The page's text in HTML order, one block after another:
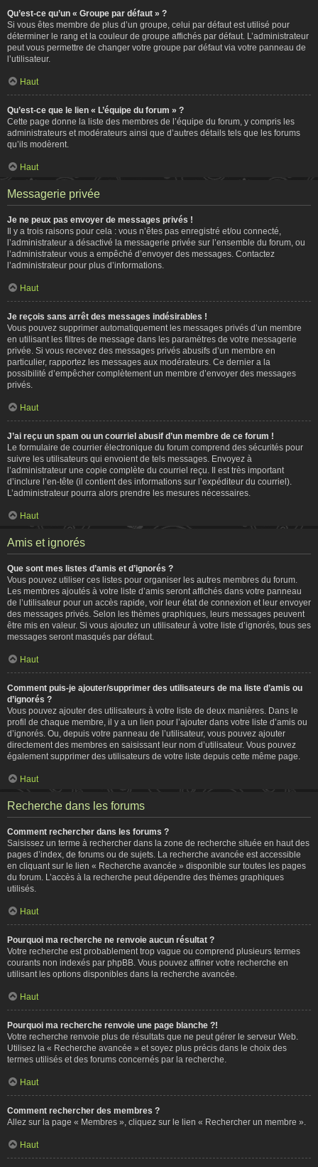
Qu’est-ce qu’un « Groupe par défaut » ?
Si vous êtes membre de plus d’un groupe, celui par défaut est utilisé pour
déterminer le rang et la couleur de groupe affichés par défaut. L’administrateur
peut vous permettre de changer votre groupe par défaut via votre panneau de
l’utilisateur.
Haut
Qu’est-ce que le lien « L’équipe du forum » ?
Cette page donne la liste des membres de l’équipe du forum, y compris les
administrateurs et modérateurs ainsi que d’autres détails tels que les forums
qu’ils modèrent.
Haut
Messagerie privée
Je ne peux pas envoyer de messages privés !
Il y a trois raisons pour cela : vous n’êtes pas enregistré et/ou connecté,
l’administrateur a désactivé la messagerie privée sur l’ensemble du forum, ou
l’administrateur vous a empêché d’envoyer des messages. Contactez
l’administrateur pour plus d’informations.
Haut
Je reçois sans arrêt des messages indésirables !
Vous pouvez supprimer automatiquement les messages privés d’un membre
en utilisant les filtres de message dans les paramètres de votre messagerie
privée. Si vous recevez des messages privés abusifs d’un membre en
particulier, rapportez les messages aux modérateurs. Ce dernier a la
possibilité d’empêcher complètement un membre d’envoyer des messages
privés.
Haut
J’ai reçu un spam ou un courriel abusif d’un membre de ce forum !
Le formulaire de courrier électronique du forum comprend des sécurités pour
suivre les utilisateurs qui envoient de tels messages. Envoyez à
l’administrateur une copie complète du courriel reçu. Il est très important
d’inclure l’en-tête (il contient des informations sur l’expéditeur du courriel).
L’administrateur pourra alors prendre les mesures nécessaires.
Haut
Amis et ignorés
Que sont mes listes d’amis et d’ignorés ?
Vous pouvez utiliser ces listes pour organiser les autres membres du forum.
Les membres ajoutés à votre liste d’amis seront affichés dans votre panneau
de l’utilisateur pour un accès rapide, voir leur état de connexion et leur envoyer
des messages privés. Selon les thèmes graphiques, leurs messages peuvent
être mis en valeur. Si vous ajoutez un utilisateur à votre liste d’ignorés, tous ses
messages seront masqués par défaut.
Haut
Comment puis-je ajouter/supprimer des utilisateurs de ma liste d’amis ou
d’ignorés ?
Vous pouvez ajouter des utilisateurs à votre liste de deux manières. Dans le
profil de chaque membre, il y a un lien pour l’ajouter dans votre liste d’amis ou
d’ignorés. Ou, depuis votre panneau de l’utilisateur, vous pouvez ajouter
directement des membres en saisissant leur nom d’utilisateur. Vous pouvez
également supprimer des utilisateurs de votre liste depuis cette même page.
Haut
Recherche dans les forums
Comment rechercher dans les forums ?
Saisissez un terme à rechercher dans la zone de recherche située en haut des
pages d’index, de forums ou de sujets. La recherche avancée est accessible
en cliquant sur le lien « Recherche avancée » disponible sur toutes les pages
du forum. L’accès à la recherche peut dépendre des thèmes graphiques
utilisés.
Haut
Pourquoi ma recherche ne renvoie aucun résultat ?
Votre recherche est probablement trop vague ou comprend plusieurs termes
courants non indexés par phpBB. Vous pouvez affiner votre recherche en
utilisant les options disponibles dans la recherche avancée.
Haut
Pourquoi ma recherche renvoie une page blanche ?!
Votre recherche renvoie plus de résultats que ne peut gérer le serveur Web.
Utilisez la « Recherche avancée » et soyez plus précis dans le choix des
termes utilisés et des forums concernés par la recherche.
Haut
Comment rechercher des membres ?
Allez sur la page « Membres », cliquez sur le lien « Rechercher un membre ».
Haut